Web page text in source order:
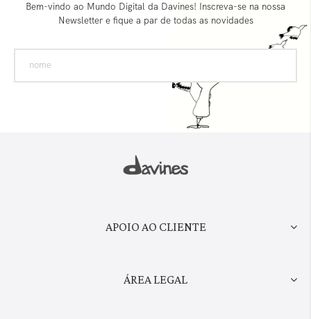
Bem-vindo ao Mundo Digital da Davines! Inscreva-se na nossa
Newsletter e fique a par de todas as novidades
APOIO AO CLIENTE
ÁREA LEGAL